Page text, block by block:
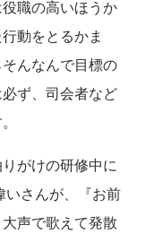
職の高いほうか
動をとるかま
んなんで目標の
ず、司会者など
がけの研修中に
いさんが、『お前
声で歌えて発散